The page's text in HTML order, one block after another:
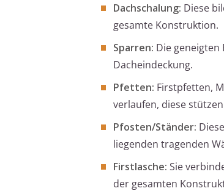
Dachschalung: Diese
gesamte Konstruktion.
Sparren: Die
Dacheindeckung.
Pfetten: Firstpfetten,
verlaufen, diese
Pfosten/Ständer:
liegenden tragenden
Firstlasche: Sie
der gesamten